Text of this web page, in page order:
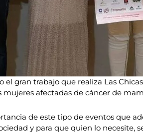
gran trabajo que realiza Las
afectadas de cáncer de
de este tipo de eventos que
y para que quien lo